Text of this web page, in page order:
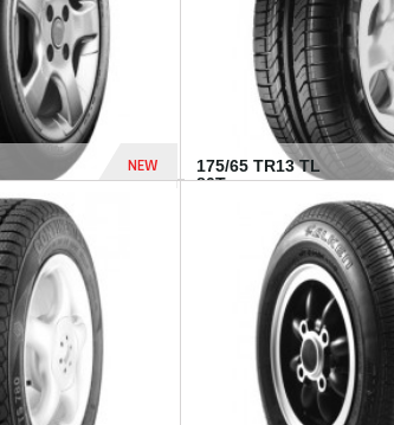
NEW
394 Dhs
175/65 TR13 TL
80T...